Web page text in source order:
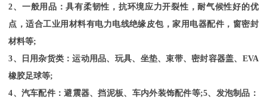
2、一般用品：具有柔韧性，抗环境应力开裂性，耐气候性好的优
点，适合工业用材料有电力电线绝缘皮包，家用电器配件，窗密封
材料等;
3、日用杂货类：运动用品、玩具、坐垫、束带、密封容器盖、 EVA
橡胶足球等;
4、汽车配件：避震器、挡泥板、车内外装饰配件等;5、发泡制品：